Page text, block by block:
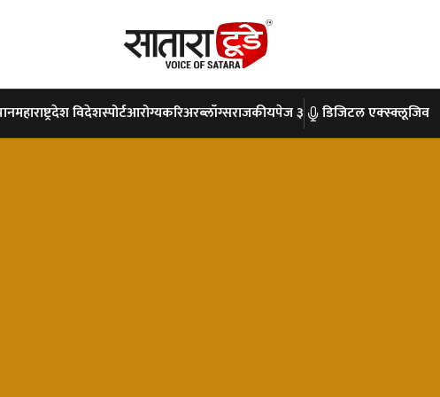
महाराष्ट्रदेश विदेशस्पोर्टआरोग्यकरिअरब्लॉग्सराजकीयपेज ३ डिजिटल एक्स्क्लूजिव